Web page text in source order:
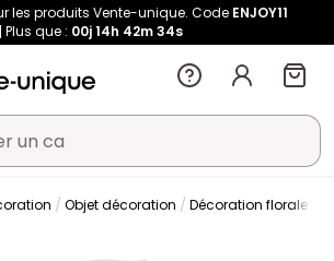
les produits Vente-unique. Code ENJOY11
Plus que : 00j 14h 42m 34s
Objet décoration Décoration florale